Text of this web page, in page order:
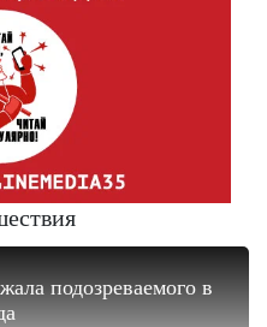
подозреваемого в